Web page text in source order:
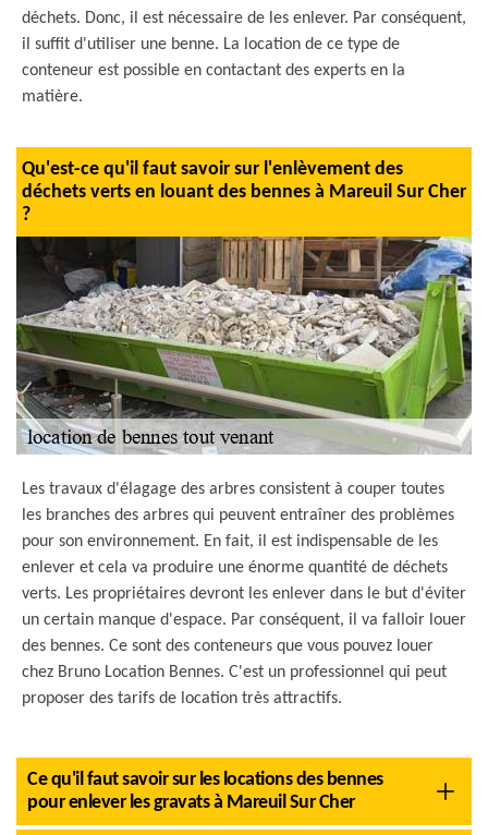
déchets. Donc, il est nécessaire de les enlever. Par conséquent,
il suffit d'utiliser une benne. La location de ce type de
conteneur est possible en contactant des experts en la
matière.
Qu'est-ce qu'il faut savoir sur l'enlèvement des
déchets verts en louant des bennes à Mareuil Sur Cher
?
Les travaux d'élagage des arbres consistent à couper toutes
les branches des arbres qui peuvent entraîner des problèmes
pour son environnement. En fait, il est indispensable de les
enlever et cela va produire une énorme quantité de déchets
verts. Les propriétaires devront les enlever dans le but d'éviter
un certain manque d'espace. Par conséquent, il va falloir louer
des bennes. Ce sont des conteneurs que vous pouvez louer
chez Bruno Location Bennes. C'est un professionnel qui peut
proposer des tarifs de location très attractifs.
Ce qu'il faut savoir sur les locations des bennes
pour enlever les gravats à Mareuil Sur Cher